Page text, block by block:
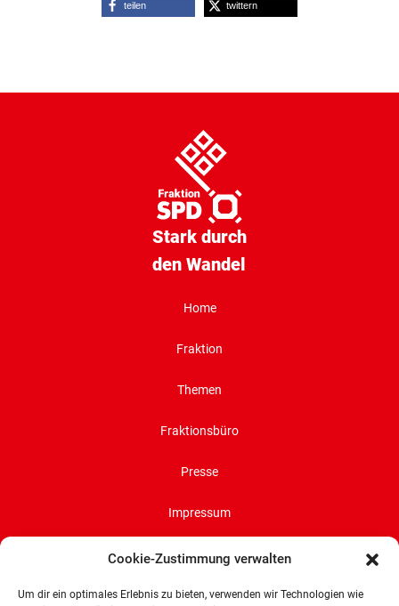
Cookie-Zustimmung verwalten
Um dir ein optimales Erlebnis zu bieten, verwenden wir Technologien wie
teilen twittern
Stark durch
den Wandel
Home
Fraktion
Themen
Fraktionsbüro
Presse
Impressum
Datenschutz
Cookie-Richtlinie (EU)